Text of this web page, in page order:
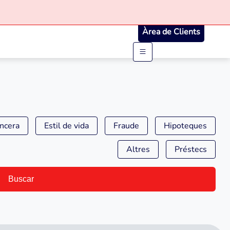
Àrea de Clients
Estil de vida Fraude Hipoteques
Altres Préstecs
Buscar